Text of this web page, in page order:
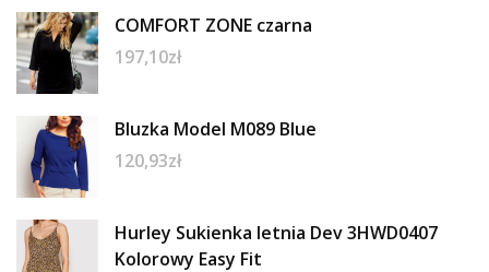
COMFORT ZONE czarna
197,10zł
Bluzka Model M089 Blue
120,93zł
Hurley Sukienka letnia Dev 3HWD0407
Kolorowy Easy Fit